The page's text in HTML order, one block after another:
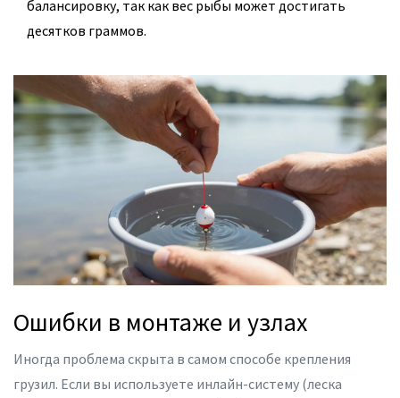
балансировку, так как вес рыбы может достигать
десятков граммов.
Ошибки в монтаже и узлах
Иногда проблема скрыта в самом способе крепления
грузил. Если вы используете инлайн-систему (леска